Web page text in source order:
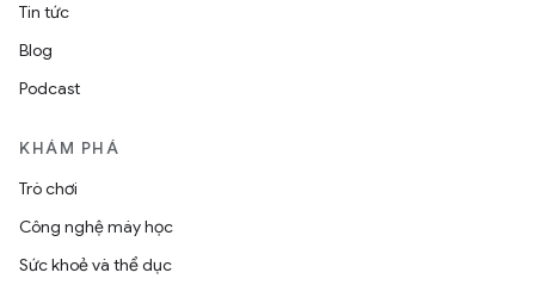
Tin tức
Blog
Podcast
KHÁM PHÁ
Trò chơi
Công nghệ máy học
Sức khoẻ và thể dục